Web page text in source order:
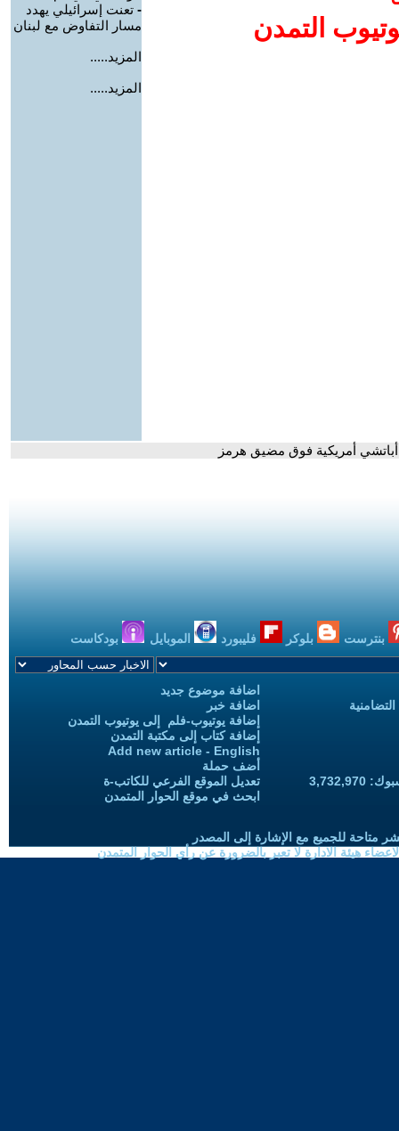
التمدن
- تعنت إسرائيلي يهدد
مسار التفاوض مع لبنان
المزيد.....
المزيد.....
أمريكية فوق مضيق هرمز
بنترست بلوكر فليبورد الموبايل بودكاست
اضافة موضوع جديد
اضافة خبر
إضافة يوتيوب-فلم إلى يوتيوب التمدن
إضافة كتاب إلى مكتبة التمدن
Add new article - English
أضف حملة
تعديل الموقع الفرعي للكاتب-ة
ابحث في موقع الحوار المتمدن
متاحة للجميع مع الإشارة إلى المصدر
هيئة الادارة لا تعبر بالضرورة عن رأي الحوار المتمدن